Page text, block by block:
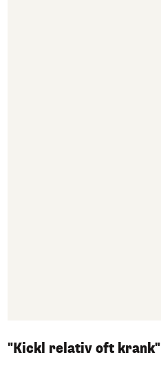
"Kickl relativ oft krank"